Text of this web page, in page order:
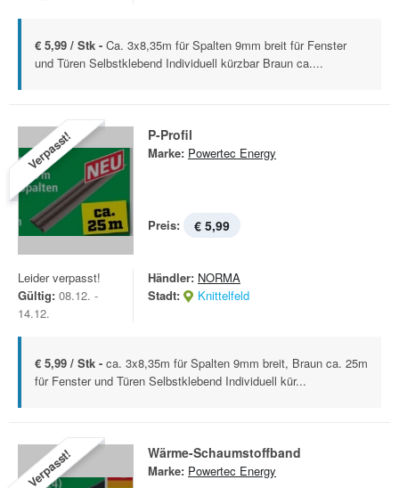
€ 5,99 / Stk - Ca. 3x8,35m für Spalten 9mm breit für Fenster
und Türen Selbstklebend Individuell kürzbar Braun ca....
Verpasst! P-Profil
Marke: Powertec Energy
Preis: € 5,99
Leider verpasst!
Gültig: 08.12. -
14.12.
Händler: NORMA
Stadt:
Knittelfeld
€ 5,99 / Stk - ca. 3x8,35m für Spalten 9mm breit, Braun ca. 25m
für Fenster und Türen Selbstklebend Individuell kür...
Verpasst! Wärme-Schaumstoffband
Marke: Powertec Energy